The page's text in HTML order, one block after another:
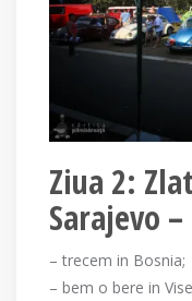
Ziua 2:
Sarajevo
– trecem in Bosnia;
– bem o bere in